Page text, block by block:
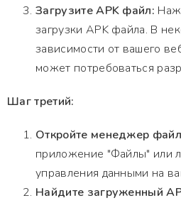
Загрузите APK файл:
загрузки APK файла. В
зависимости от вашего
может потребоваться
Шаг третий:
Откройте менеджер
приложение "Файлы" или
управления данными на
Найдите загруженный